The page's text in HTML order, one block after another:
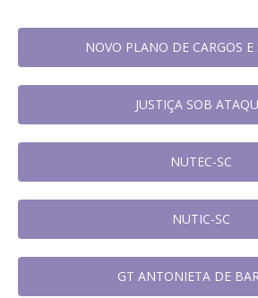
NOVO PLANO DE CARGOS E
JUSTIÇA SOB
NUTEC-SC
NUTIC-SC
GT ANTONIETA DE